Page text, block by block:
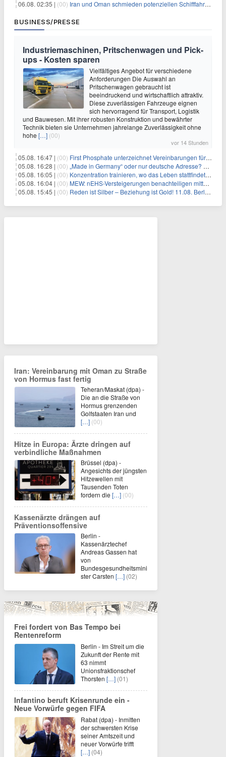
06.08. 02:35 | (00) Iran und Oman schmieden potenziellen Schifffahrtsvertrag im Hormuskanal
BUSINESS/PRESSE
Industriemaschinen, Pritschenwagen und Pick-
ups - Kosten sparen
Vielfältiges Angebot für verschiedene
Anforderungen Die Auswahl an
Pritschenwagen gebraucht ist
beeindruckend und wirtschaftlich attraktiv.
Diese zuverlässigen Fahrzeuge eignen
sich hervorragend für Transport, Logistik
und Bauwesen. Mit ihrer robusten Konstruktion und bewährter
Technik bieten sie Unternehmen jahrelange Zuverlässigkeit ohne
hohe […] (00)
vor 14 Stunden
05.08. 16:47 | (00) First Phosphate unterzeichnet Vereinbarungen für nicht zu refundierende Zuwendungen in Höhe von 4,84 Mio. $ von der kanadischen Regierung für Straßeninfrastruktur und Stromübertragungsleitungen
05.08. 16:28 | (00) „Made in Germany“ oder nur deutsche Adresse? So erkennen Sie, wo Ihre Leiterplatten wirklich gefertigt werden
05.08. 16:05 | (00) Konzentration trainieren, wo das Leben stattfindet: Mobile EEG-Technologie bringt Neurofeedback in den Alltag
05.08. 16:04 | (00) MEW: nEHS-Versteigerungen benachteiligen mittelständische Unternehmen
05.08. 15:45 | (00) Reden ist Silber – Beziehung ist Gold! 11.08. Berlin – 18:30 Uhr
Iran: Vereinbarung mit Oman zu Straße
von Hormus fast fertig
Teheran/Maskat (dpa) -
Die an die Straße von
Hormus grenzenden
Golfstaaten Iran und
[…] (00)
Hitze in Europa: Ärzte dringen auf
verbindliche Maßnahmen
Brüssel (dpa) -
Angesichts der jüngsten
Hitzewellen mit
Tausenden Toten
fordern die […] (00)
Kassenärzte drängen auf
Präventionsoffensive
Berlin -
Kassenärztechef
Andreas Gassen hat
von
Bundesgesundheitsmini
ster Carsten […] (02)
Frei fordert von Bas Tempo bei
Rentenreform
Berlin - Im Streit um die
Zukunft der Rente mit
63 nimmt
Unionsfraktionschef
Thorsten […] (01)
Infantino beruft Krisenrunde ein -
Neue Vorwürfe gegen FIFA
Rabat (dpa) - Inmitten
der schwersten Krise
seiner Amtszeit und
neuer Vorwürfe trifft
[…] (04)